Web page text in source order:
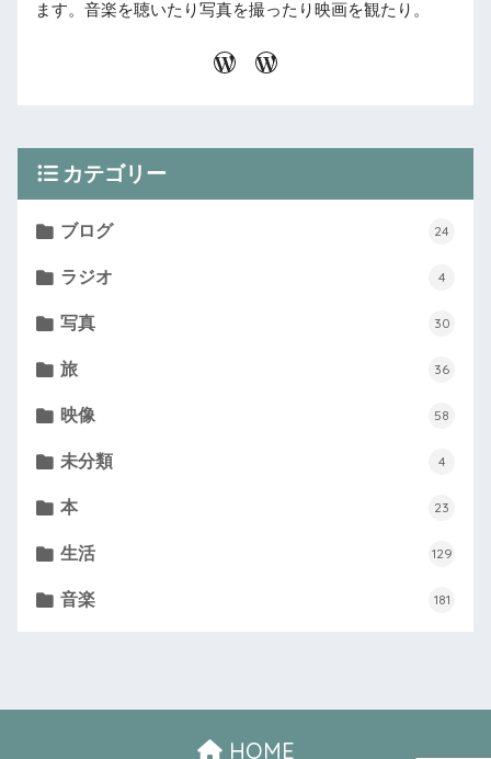
ます。音楽を聴いたり写真を撮ったり映画を観たり。
カテゴリー
ブログ 24
ラジオ 4
写真 30
旅 36
映像 58
未分類 4
本 23
生活 129
音楽 181
HOME